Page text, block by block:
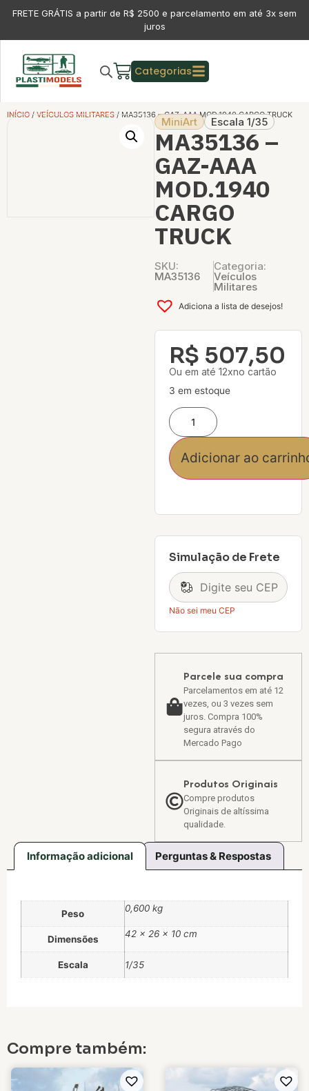
FRETE GRÁTIS a partir de R$ 2500 e parcelamento em até 3x sem
juros
Categorias
INÍCIO / VEÍCULOS MILITARES / MA35136 – GAZ-AAA MOD.1940 CARGO TRUCK
MiniArt Escala 1/35
MA35136 –
GAZ-AAA
MOD.1940
CARGO
TRUCK
SKU:
MA35136
Categoria:
Veículos
Militares
Adiciona a lista de desejos!
R$ 507,50
Ou em até 12xno cartão
3 em estoque
Adicionar ao
Simulação de Frete
Não sei meu CEP
Parcele sua compra
Parcelamentos em até 12
vezes, ou 3 vezes sem
juros. Compra 100%
segura através do
Mercado Pago
Produtos Originais
Compre produtos
Originais de altíssima
qualidade.
Informação adicional Perguntas & Respostas
Peso 0,600 kg
Dimensões 42 × 26 × 10 cm
Escala 1/35
Compre também: